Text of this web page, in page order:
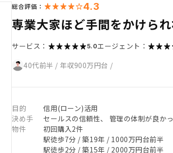
総合評価： 4.3
専業大家ほど手間をかけら
サービス： 5.0エージェント：
40代前半 / 年収900万円台 /
目的
信用(ローン)活用
決め手
セールスの信頼性、 管理の体制が良か
物件
初回購入2件
駅徒歩7分 / 築19年 / 1000万円台前半
駅徒歩2分 / 築15年 / 2000万円台前半